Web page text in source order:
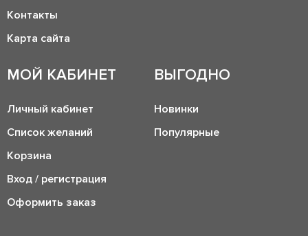
Контакты
Карта сайта
МОЙ КАБИНЕТ
Личный кабинет
Список желаний
Корзина
Вход / регистрация
Оформить заказ
ВЫГОДНО
Новинки
Популярные